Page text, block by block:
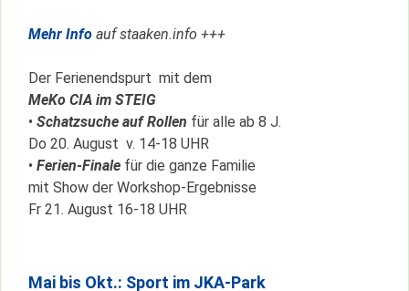
Mehr Info auf staaken.info +++
Der Ferienendspurt mit dem
MeKo CIA im STEIG
• Schatzsuche auf Rollen für alle ab 8 J.
Do 20. August v. 14-18 UHR
• Ferien-Finale für die ganze Familie
mit Show der Workshop-Ergebnisse
Fr 21. August 16-18 UHR
Mai bis Okt.: Sport im JKA-Park